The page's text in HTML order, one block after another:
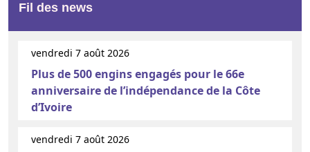
Fil des news
vendredi 7 août 2026
Plus de 500 engins engagés pour le 66e
anniversaire de l’indépendance de la Côte
d’Ivoire
vendredi 7 août 2026